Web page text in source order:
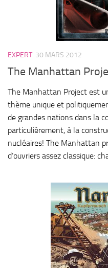
EXPERT 30 MARS 2012
The Manhattan
The Manhattan Project est
thème unique et
de grandes nations dans la
particulièrement, à la
nucléaires! The Manhattan
d’ouvriers assez classique: